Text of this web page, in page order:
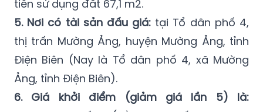
thị trấn Mường Ảng, huyện Mường Ảng, tỉnh
Điện Biên (Nay là Tổ dân phố 4, xã Mường
Ảng, tỉnh Điện Biên).
6. Giá khởi điểm (giảm giá lần 5) là:
421.609.860 đồng (Bằng chữ: Bốn trăm hai
mươi mốt triệu sáu trăm linh chín nghìn tám